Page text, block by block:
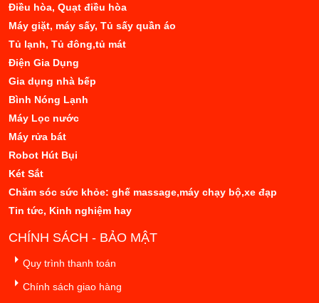
Điều hòa, Quạt điều hòa
Máy giặt, máy sấy, Tủ sấy quần áo
Tủ lạnh, Tủ đông,tủ mát
Điện Gia Dụng
Gia dụng nhà bếp
Bình Nóng Lạnh
Máy Lọc nước
Máy rửa bát
Robot Hút Bụi
Két Sắt
Chăm sóc sức khỏe: ghế massage,máy chạy bộ,xe đạp
Tin tức, Kinh nghiệm hay
CHÍNH SÁCH - BẢO MẬT
Quy trình thanh toán
Chính sách giao hàng